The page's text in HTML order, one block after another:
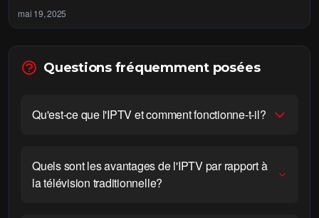
mai 19, 2025
Questions fréquemment posées
Qu'est-ce que l'IPTV et comment fonctionne-t-il?
Quels sont les avantages de l'IPTV par rapport à
la télévision traditionnelle?